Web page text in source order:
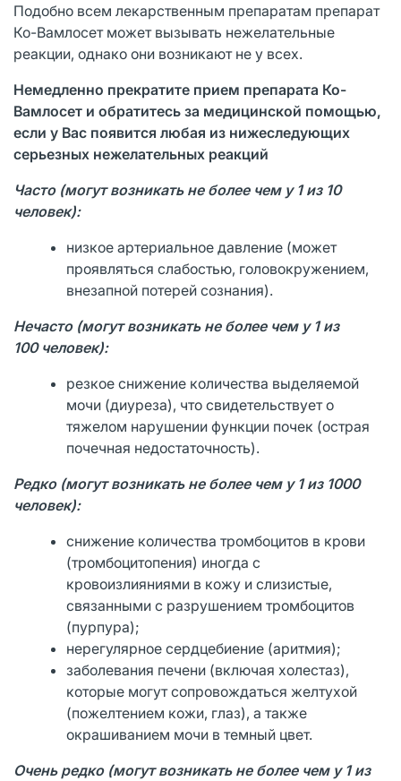
Подобно всем лекарственным препаратам препарат
Ко-Вамлосет может вызывать нежелательные
реакции, однако они возникают не у всех.
Немедленно прекратите прием препарата Ко-
Вамлосет и обратитесь за медицинской помощью,
если у Вас появится любая из нижеследующих
серьезных нежелательных реакций
Часто (могут возникать не более чем у 1 из 10
человек):
низкое артериальное давление (может
проявляться слабостью, головокружением,
внезапной потерей сознания).
Нечасто (могут возникать не более чем у 1 из
100 человек):
резкое снижение количества выделяемой
мочи (диуреза), что свидетельствует о
тяжелом нарушении функции почек (острая
почечная недостаточность).
Редко (могут возникать не более чем у 1 из 1000
человек):
снижение количества тромбоцитов в крови
(тромбоцитопения) иногда с
кровоизлияниями в кожу и слизистые,
связанными с разрушением тромбоцитов
(пурпура);
нерегулярное сердцебиение (аритмия);
заболевания печени (включая холестаз),
которые могут сопровождаться желтухой
(пожелтением кожи, глаз), а также
окрашиванием мочи в темный цвет.
Очень редко (могут возникать не более чем у 1 из